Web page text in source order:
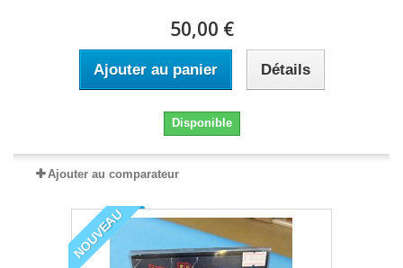
50,00 €
Ajouter au panier Détails
Disponible
Ajouter au comparateur
NOUVEAU